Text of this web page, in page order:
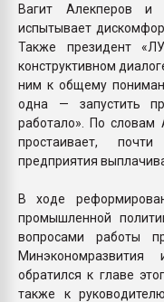
Вагит Алекперов
испытывает
Также президент
конструктивном
ним к общему
одна — запустить
работало». По словам
простаивает,
предприятия
В ходе
промышленной
вопросами работы
обратился к главе
также к